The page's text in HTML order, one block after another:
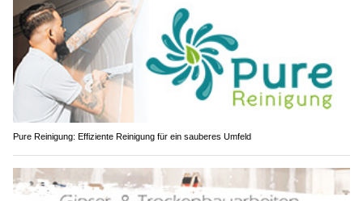
Pure Reinigung: Effiziente Reinigung für ein sauberes Umfeld